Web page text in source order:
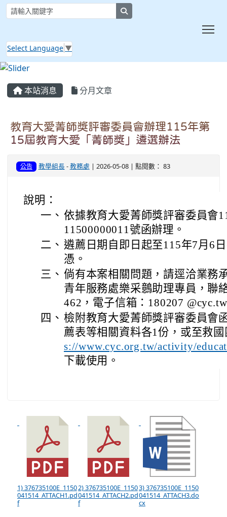
Select Language ▼
本站消息 分月文章
教育大愛菁師獎評審委員會辦理115年第
15屆教育大愛「菁師獎」遴選辦法
公告 教學組長-教務處 | 2026-05-08 | 點閱數： 83
說明：
一、 依據教育大愛菁師獎評審委員會
11500000011號函辦理。
二、 遴薦日期自即日起至115年7月6
憑。
三、 倘有本案相關問題，請逕洽業務
青年服務處樂采鷾助理專員，聯
462，電子信箱：180207
四、 檢附教育大愛菁師獎評審委員會
薦表等相關資料各1份，或至救
s://www.cyc.org.tw/activity/
下載使用。
1) 376735100E_1150
041514_ATTACH1.pd
f
2) 376735100E_1150
041514_ATTACH2.pd
f
3) 376735100E_1150
041514_ATTACH3.do
cx